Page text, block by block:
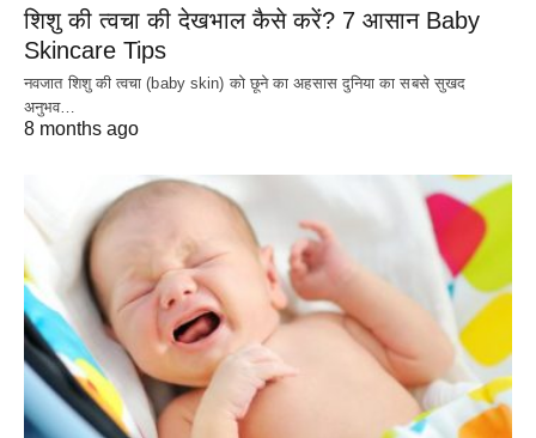
शिशु की त्वचा की देखभाल कैसे करें? 7 आसान Baby
Skincare Tips
नवजात शिशु की त्वचा (baby skin) को छूने का अहसास दुनिया का सबसे सुखद
अनुभव…
8 months ago